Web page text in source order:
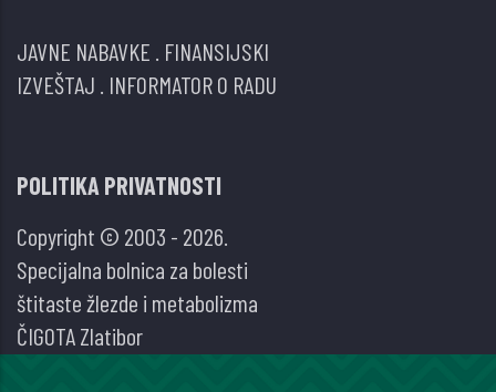
JAVNE NABAVKE FINANSIJSKI
IZVEŠTAJ INFORMATOR O RADU
POLITIKA PRIVATNOSTI
Copyright © 2003 - 2026.
Specijalna bolnica za bolesti
štitaste žlezde i metabolizma
ČIGOTA Zlatibor